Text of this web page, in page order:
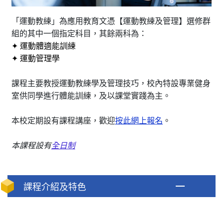
「運動教練」為應用教育文憑【運動教練及管理】選修群
組的其中一個指定科目，其餘兩科為：
✦ 運動體適能訓練
✦ 運動管理學
課程主要教授運動教練學及管理技巧，校內特設專業健身
室供同學進行體能訓練，及以課堂實踐為主。
本校定期設有課程講座，歡迎按此網上報名 。
本課程設有全日制
課程介紹及特色